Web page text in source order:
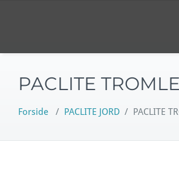
PACLITE
Forside / PACLITE JORD / PACLITE